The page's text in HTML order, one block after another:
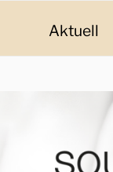
Aktuell